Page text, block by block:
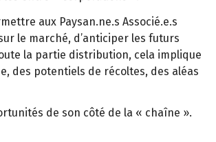
aux Paysan.ne.s Associé.e.s
le marché, d’anticiper les futurs
la partie distribution, cela implique
des potentiels de récoltes, des aléas
de son côté de la « chaîne ».